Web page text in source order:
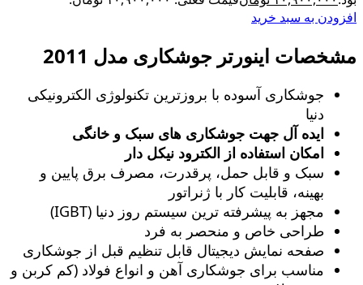
افزودن به سبد خرید
مشخصات اینورتر جوشکاری مدل 2011
جوشکاری آسوده با بروزترین تکنولوژی الکترونیکی
دنیا
ایده آل جهت جوشکاری های سبک و خانگی
امکان استفاده از الکترود نیکل دار
سبک و قابل حمل، پرقدرت، مصرف برق پایین و
بهینه، قابلیت کار با ژنراتور
مجهز به پیشرفته ترین سیستم روز دنیا (IGBT)
طراحی خاص و منحصر به فرد
صفحه نمایش دیجیتال قابل تنظیم قبل از جوشکاری
مناسب برای جوشکاری آهن و انواع فولاد (کم کربن و